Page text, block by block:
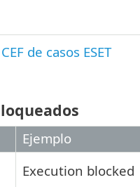
de casos ESET
Ejemplo
Execution blocked